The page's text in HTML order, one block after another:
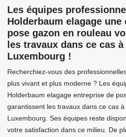
Les équipes
Holderbaum elagage une
pose gazon en rouleau
les travaux dans ce cas
Luxembourg !
Recherchiez-vous des
plus vivant et plus moderne ? Les
Holderbaum elagage entreprise de
garantissent les travaux dans ce cas
Luxembourg. Ses équipes reste
votre satisfaction dans ce milieu. De